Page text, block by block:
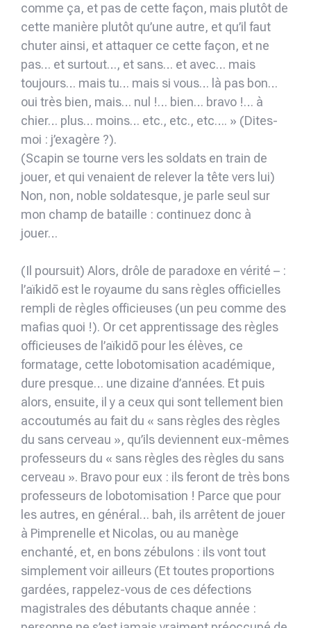
comme ça, et pas de cette façon, mais plutôt de
cette manière plutôt qu’une autre, et qu’il faut
chuter ainsi, et attaquer ce cette façon, et ne
pas… et surtout…, et sans… et avec… mais
toujours… mais tu… mais si vous… là pas bon…
oui très bien, mais… nul !… bien… bravo !… à
chier… plus… moins… etc., etc., etc…. » (Dites-
moi : j’exagère ?).
(Scapin se tourne vers les soldats en train de
jouer, et qui venaient de relever la tête vers lui)
Non, non, noble soldatesque, je parle seul sur
mon champ de bataille : continuez donc à
jouer…
(Il poursuit) Alors, drôle de paradoxe en vérité – :
l’aïkidō est le royaume du sans règles officielles
rempli de règles officieuses (un peu comme des
mafias quoi !). Or cet apprentissage des règles
officieuses de l’aïkidō pour les élèves, ce
formatage, cette lobotomisation académique,
dure presque… une dizaine d’années. Et puis
alors, ensuite, il y a ceux qui sont tellement bien
accoutumés au fait du « sans règles des règles
du sans cerveau », qu’ils deviennent eux-mêmes
professeurs du « sans règles des règles du sans
cerveau ». Bravo pour eux : ils feront de très bons
professeurs de lobotomisation ! Parce que pour
les autres, en général… bah, ils arrêtent de jouer
à Pimprenelle et Nicolas, ou au manège
enchanté, et, en bons zébulons : ils vont tout
simplement voir ailleurs (Et toutes proportions
gardées, rappelez-vous de ces défections
magistrales des débutants chaque année :